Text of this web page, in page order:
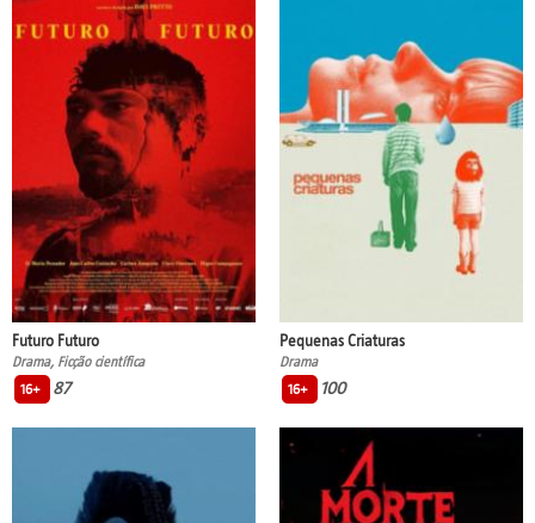
Futuro Futuro
Drama, Ficção científica
16+
87
Pequenas Criaturas
Drama
16+
100